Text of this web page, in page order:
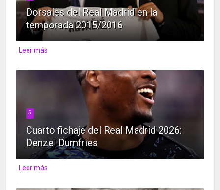
Dorsales del Real Madrid en la
temporada 2015/2016
Leer más
5
Cuarto fichaje del Real Madrid 2026:
Denzel Dumfries
Leer más